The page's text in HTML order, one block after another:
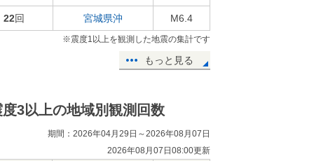
22回 宮城県沖 M6.4
※震度1以上を観測した地震の集計です
もっと見る
度3以上の地域別観測回数
期間：2026年04月29日～2026年08月07日
2026年08月07日08:00更新